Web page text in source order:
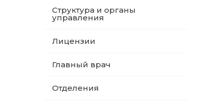
Структура и органы
управления
Лицензии
Главный врач
Отделения